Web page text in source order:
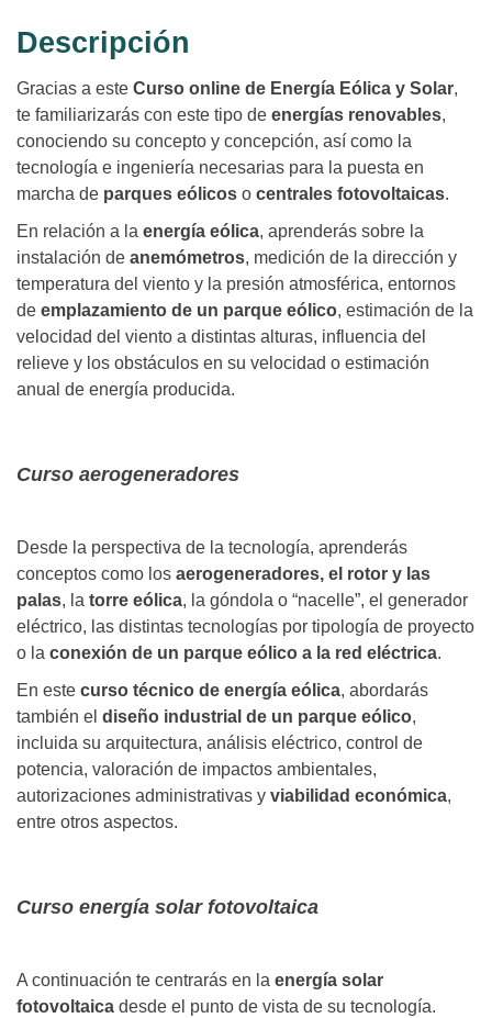
Descripción
Gracias a este Curso online de Energía Eólica y Solar,
te familiarizarás con este tipo de energías renovables,
conociendo su concepto y concepción, así como la
tecnología e ingeniería necesarias para la puesta en
marcha de parques eólicos o centrales fotovoltaicas.
En relación a la energía eólica, aprenderás sobre la
instalación de anemómetros, medición de la dirección y
temperatura del viento y la presión atmosférica, entornos
de emplazamiento de un parque eólico, estimación de la
velocidad del viento a distintas alturas, influencia del
relieve y los obstáculos en su velocidad o estimación
anual de energía producida.
Curso aerogeneradores
Desde la perspectiva de la tecnología, aprenderás
conceptos como los aerogeneradores, el rotor y las
palas, la torre eólica, la góndola o “nacelle”, el generador
eléctrico, las distintas tecnologías por tipología de proyecto
o la conexión de un parque eólico a la red eléctrica.
En este curso técnico de energía eólica, abordarás
también el diseño industrial de un parque eólico,
incluida su arquitectura, análisis eléctrico, control de
potencia, valoración de impactos ambientales,
autorizaciones administrativas y viabilidad económica,
entre otros aspectos.
Curso energía solar fotovoltaica
A continuación te centrarás en la energía solar
fotovoltaica desde el punto de vista de su tecnología.